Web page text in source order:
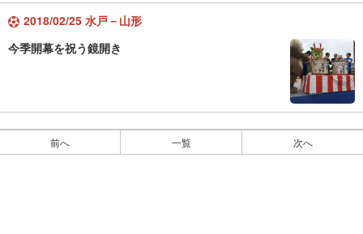
2018/02/25 水戸－山形
今季開幕を祝う鏡開き
前へ 一覧 次へ